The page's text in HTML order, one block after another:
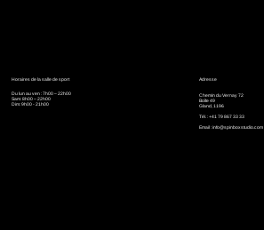
Adresse
Chemin du Vernay 72
Boîte 49
Gland, 1196
Tél. : +41 79 867 33 33
Email :info@spinboxstudio.com
Horaires de la salle de sport
Du lun au ven : 7h00 – 22h00
Sam: 8h00 – 22h00
Dim: 9h00 - 21h00